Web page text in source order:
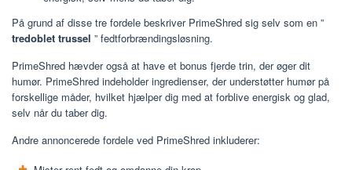
På grund af disse tre fordele beskriver PrimeShred sig selv som en ”
tredoblet trussel ” fedtforbrændingsløsning.
PrimeShred hævder også at have et bonus fjerde trin, der øger dit
humør. PrimeShred indeholder ingredienser, der understøtter humør på
forskellige måder, hvilket hjælper dig med at forblive energisk og glad,
selv når du taber dig.
Andre annoncerede fordele ved PrimeShred inkluderer: